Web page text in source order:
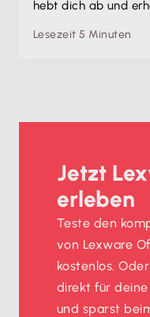
hebt dich ab und
Lesezeit 5 Minuten
Jetzt
erleben
Teste den
von Lexware
kostenlos.
direkt für deine
und sparst